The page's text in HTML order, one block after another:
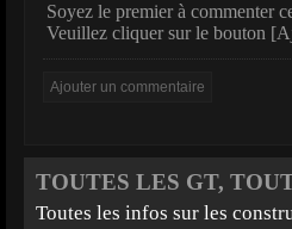
Soyez le premier à commenter
Veuillez cliquer sur le bouton
TOUTES LES GT,
Toutes les infos sur les